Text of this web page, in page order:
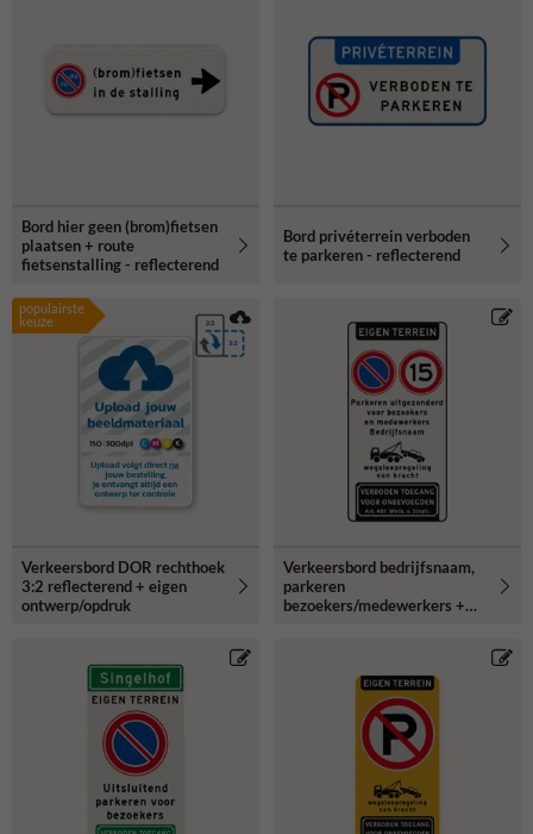
Bord hier geen (brom)fietsen
plaatsen + route
fietsenstalling - reflecterend
Bord privéterrein verboden
te parkeren - reflecterend
populairste
keuze
Verkeersbord DOR rechthoek
3:2 reflecterend + eigen
ontwerp/opdruk
Verkeersbord bedrijfsnaam,
parkeren
bezoekers/medewerkers +